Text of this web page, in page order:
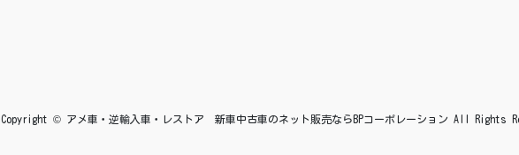
Copyright © アメ車・逆輸入車・レストア 新車中古車のネット販売ならBPコーポレーション All Rights